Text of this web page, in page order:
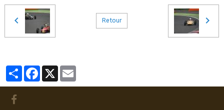
Retour
PartagerFacebook
X